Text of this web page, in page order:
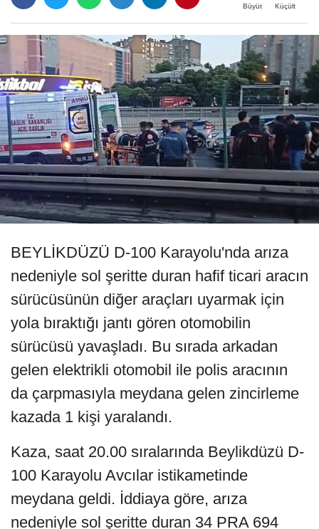
Büyüt Küçült
BEYLİKDÜZÜ D-100 Karayolu'nda arıza
nedeniyle sol şeritte duran hafif ticari aracın
sürücüsünün diğer araçları uyarmak için
yola bıraktığı jantı gören otomobilin
sürücüsü yavaşladı. Bu sırada arkadan
gelen elektrikli otomobil ile polis aracının
da çarpmasıyla meydana gelen zincirleme
kazada 1 kişi yaralandı.
Kaza, saat 20.00 sıralarında Beylikdüzü D-
100 Karayolu Avcılar istikametinde
meydana geldi. İddiaya göre, arıza
nedeniyle sol şeritte duran 34 PRA 694